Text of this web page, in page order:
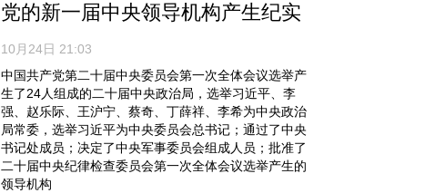
党的新一届中央领导机构产生纪实
10月24日 21:03
中国共产党第二十届中央委员会第一次全体会议选举产
生了24人组成的二十届中央政治局，选举习近平、李
强、赵乐际、王沪宁、蔡奇、丁薛祥、李希为中央政治
局常委，选举习近平为中央委员会总书记；通过了中央
书记处成员；决定了中央军事委员会组成人员；批准了
二十届中央纪律检查委员会第一次全体会议选举产生的
领导机构